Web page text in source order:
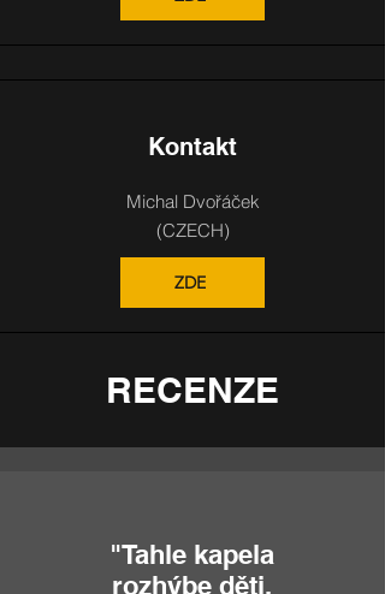
Kontakt
Michal Dvořáček
(CZECH)
ZDE
RECENZE
"Tahle kapela
rozhýbe děti,